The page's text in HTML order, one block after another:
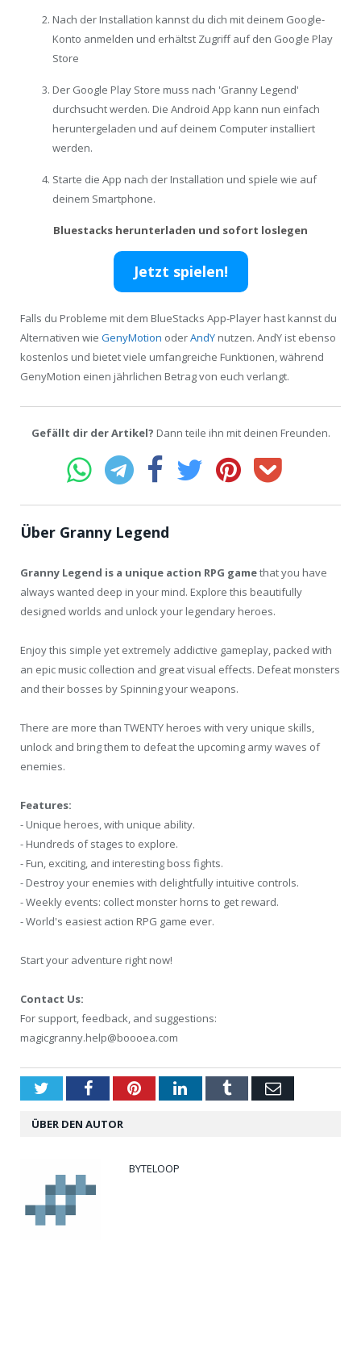
Nach der Installation kannst du dich mit deinem Google-
Konto anmelden und erhältst Zugriff auf den Google Play
Store
Der Google Play Store muss nach 'Granny Legend'
durchsucht werden. Die Android App kann nun einfach
heruntergeladen und auf deinem Computer installiert
werden.
Starte die App nach der Installation und spiele wie auf
deinem Smartphone.
Bluestacks herunterladen und sofort loslegen
Jetzt spielen!
Falls du Probleme mit dem BlueStacks App-Player hast kannst du
Alternativen wie GenyMotion oderAndY nutzen. AndY ist ebenso
kostenlos und bietet viele umfangreiche Funktionen, während
GenyMotion einen jährlichen Betrag von euch verlangt.
Gefällt dir der Artikel? Dann teile ihn mit deinen Freunden.
Über Granny Legend
Granny Legend is a unique action RPG gamethat you have
always wanted deep in your mind. Explore this beautifully
designed worlds and unlock your legendary heroes.
Enjoy this simple yet extremely addictive gameplay, packed with
an epic music collection and great visual effects. Defeat monsters
and their bosses by Spinning your weapons.
There are more than TWENTY heroes with very unique skills,
unlock and bring them to defeat the upcoming army waves of
enemies.
Features:
- Unique heroes, with unique ability.
- Hundreds of stages to explore.
- Fun, exciting, and interesting boss fights.
- Destroy your enemies with delightfully intuitive controls.
- Weekly events: collect monster horns to get reward.
- World's easiest action RPG game ever.
Start your adventure right now!
Contact Us:
For support, feedback, and suggestions:
magicgranny.help@boooea.com
TwitterFacebookPinterestLinkedInTumblrEmail
ÜBER DEN AUTOR
BYTELOOP